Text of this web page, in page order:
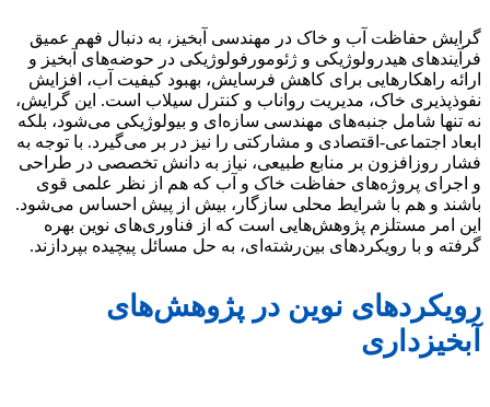
گرایش حفاظت آب و خاک در مهندسی آبخیز، به دنبال فهم عمیق
فرآیندهای هیدرولوژیکی و ژئومورفولوژیکی در حوضه‌های آبخیز و
ارائه راهکارهایی برای کاهش فرسایش، بهبود کیفیت آب، افزایش
نفوذپذیری خاک، مدیریت رواناب و کنترل سیلاب است. این گرایش،
نه تنها شامل جنبه‌های مهندسی سازه‌ای و بیولوژیکی می‌شود، بلکه
ابعاد اجتماعی-اقتصادی و مشارکتی را نیز در بر می‌گیرد. با توجه به
فشار روزافزون بر منابع طبیعی، نیاز به دانش تخصصی در طراحی
و اجرای پروژه‌های حفاظت خاک و آب که هم از نظر علمی قوی
باشند و هم با شرایط محلی سازگار، بیش از پیش احساس می‌شود.
این امر مستلزم پژوهش‌هایی است که از فناوری‌های نوین بهره
گرفته و با رویکردهای بین‌رشته‌ای، به حل مسائل پیچیده بپردازند.
رویکردهای نوین در پژوهش‌های
آبخیزداری